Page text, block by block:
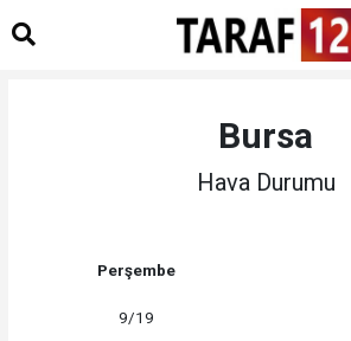
Bursa
Hava Durumu
Perşembe
9/19